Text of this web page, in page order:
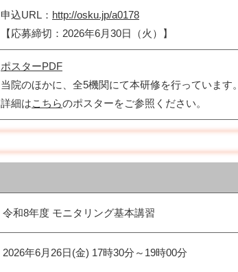
申込URL： http://osku.jp/a0178
【応募締切：2026年6月30日（火）】
ポスターPDF
当院のほかに、全5機関にて本研修を行っています。
詳細はこちらのポスターをご参照ください。
令和8年度 モニタリング基本講習
2026年6月26日(金) 17時30分～19時00分